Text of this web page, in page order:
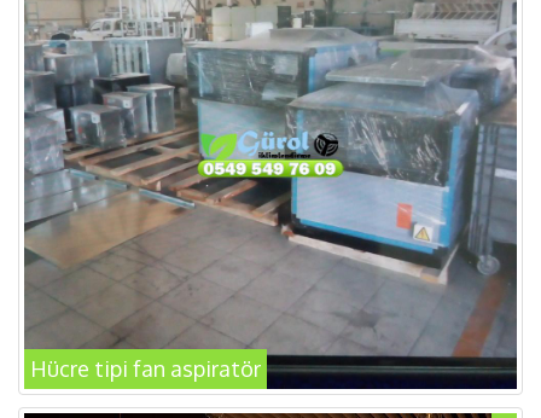
Hücre tipi fan aspiratör